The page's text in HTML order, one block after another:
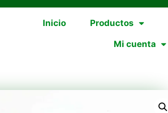
Inicio Productos
Mi cuenta